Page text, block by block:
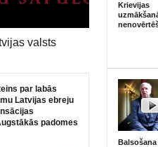
valsts
par labās
Latvijas ebreju
padomes
Krievijas
Balsošana